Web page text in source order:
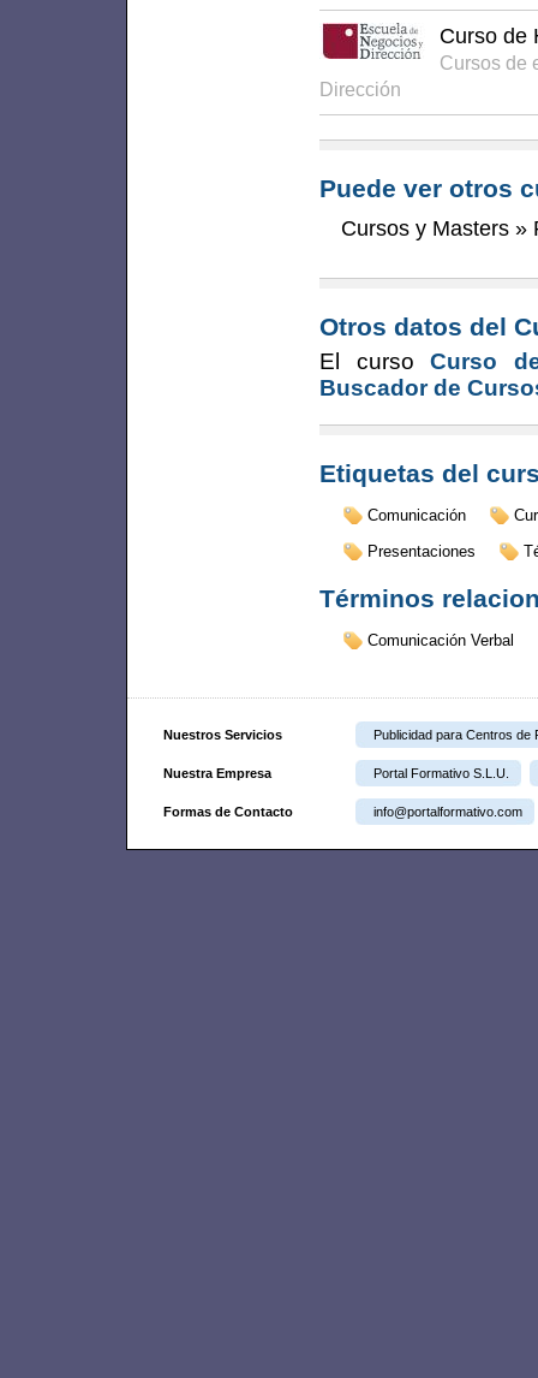
Curso de
Cursos de
Dirección
Puede ver otros
Cursos y Masters »
Otros datos del
El cursoCurso
Buscador de
Etiquetas del
Comunicación
Presentaciones
Términos
Comunicación Verbal
Nuestros Servicios Publicidad para Centros de
Nuestra Empresa Portal Formativo S.L.U.
Formas de Contacto info@portalformativo.com